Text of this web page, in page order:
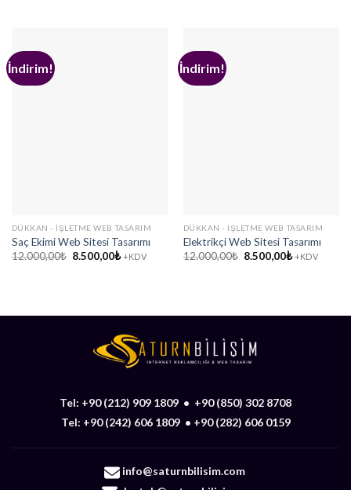
İndirim!
DÜKKAN - İŞLETME WEB TASARIM
Saç Ekimi Web Sitesi Tasarımı
12.000,00₺ Orijinal
8.500,00₺Şu
+KDV
İndirim!
DÜKKAN - İŞLETME WEB TASARIM
Elektrikçi Web Sitesi Tasarımı
12.000,00₺ Orijinal
8.500,00₺Şu
+KDV
Tel: +90 (212) 909 1809 • +90 (850) 302 8708
Tel: +90 (242) 606 1809• +90 (282) 606 0159
info@saturnbilisim.com